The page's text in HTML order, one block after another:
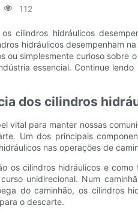
112
cilindros hidráulicos
hidráulicos desempenham
ou simplesmente curioso
essencial. Continue
dos cilindros
vital para manter nossas
Um dos principais
nas operações de
os cilindros hidráulicos e
unidirecional. Num
do caminhão, os cilindros
o descarte.